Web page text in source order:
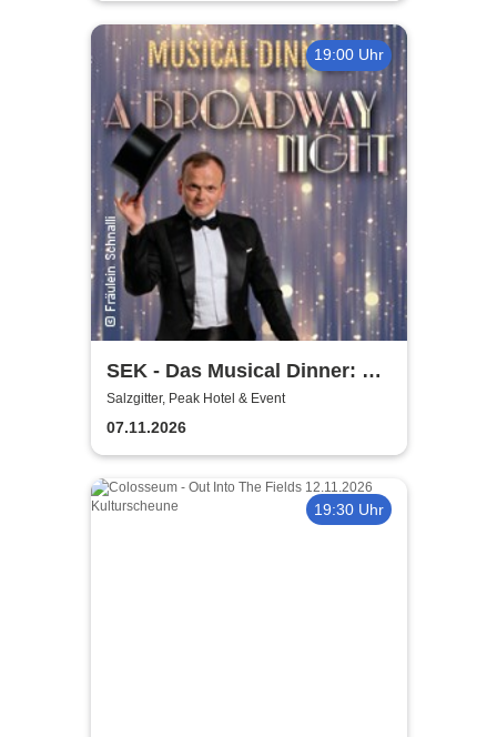
19:00 Uhr
SEK - Das Musical Dinner: A
Broadway Night
Salzgitter, Peak Hotel & Event
07.11.2026
19:30 Uhr